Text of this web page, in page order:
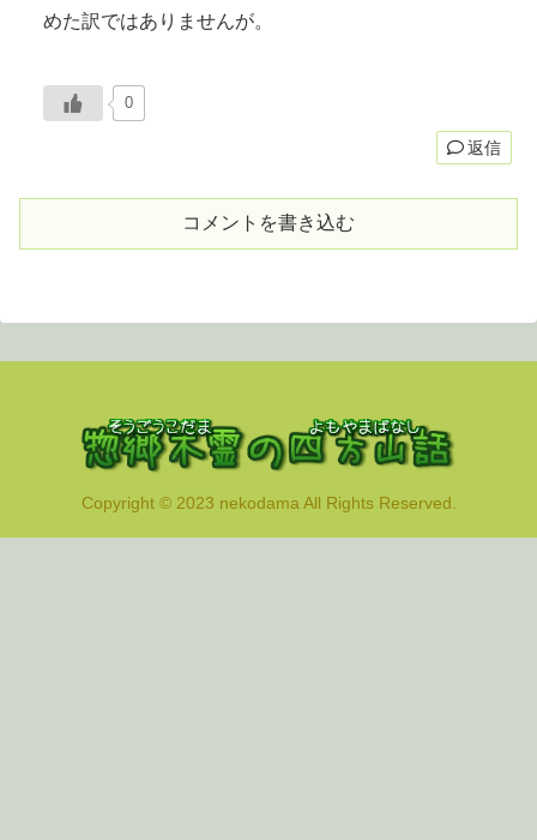
めた訳ではありませんが。
0
返信
コメントを書き込む
Copyright © 2023 nekodama All Rights Reserved.